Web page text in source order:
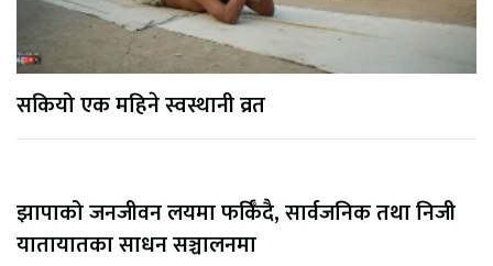
सकियो एक महिने स्वस्थानी व्रत
झापाको जनजीवन लयमा फर्किँदै, सार्वजनिक तथा निजी
यातायातका साधन सञ्चालनमा